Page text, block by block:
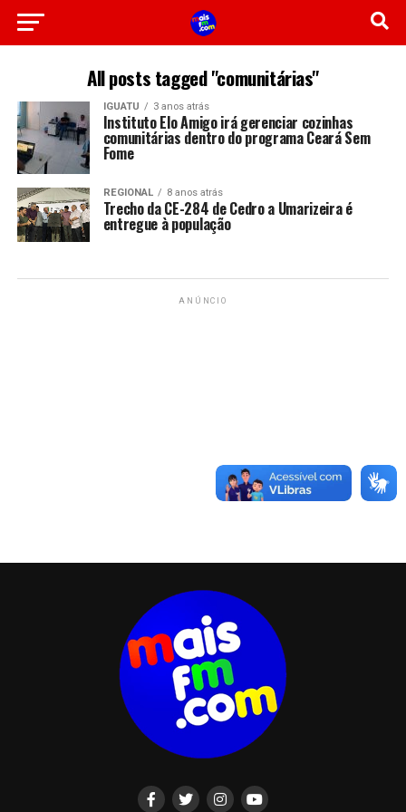
All posts tagged "comunitárias"
IGUATU 3 anos atrás
Instituto Elo Amigo irá gerenciar cozinhas
comunitárias dentro do programa Ceará Sem
Fome
REGIONAL 8 anos atrás
Trecho da CE-284 de Cedro a Umarizeira é
entregue à população
ANÚNCIO